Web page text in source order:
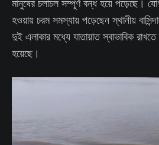
হওয়ায় চরম সমস্যায় পড়েছেন স্থানীয়
দুই এলাকার মধ্যে যাতায়াত স্বাভাবিক
হয়েছে।